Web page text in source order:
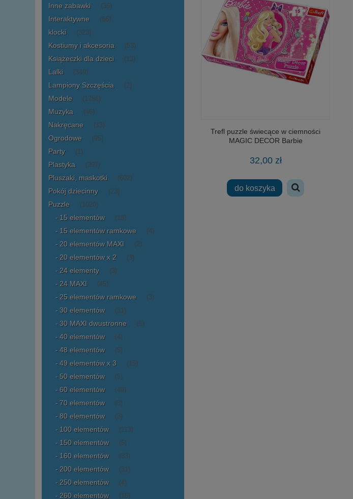
Inne zabawki (36)
Interaktywne (66)
klocki (323)
Kostiumy i akcesoria (53)
Książeczki dla dzieci (13)
Lalki (349)
Lampiony Szczęścia (2)
Modele (1756)
Muzyka (46)
Nakręcane (13)
Ogrodowe (95)
Party (1)
Plastyka (397)
Pluszaki, maskotki (602)
Pokój dziecinny (23)
Puzzle (1020)
15 elementów (18)
15 elementów ramkowe (4)
20 elementów MAXI (2)
20 elementów x 2 (3)
24 elementy (3)
24 MAXI (45)
25 elementów ramkowe (3)
30 elementów (31)
30 MAXI dwustronne (5)
40 elementów (4)
48 elementów (5)
49 elementów x 3 (15)
50 elementów (5)
60 elementów (49)
70 elementów (3)
80 elementów (3)
100 elementów (113)
150 elementów (5)
160 elementów (33)
200 elementów (31)
250 elementów (4)
260 elementów (15)
Trefl puzzle świecące w ciemności
MAGIC DECOR Barbie
32,00 zł
do koszyka